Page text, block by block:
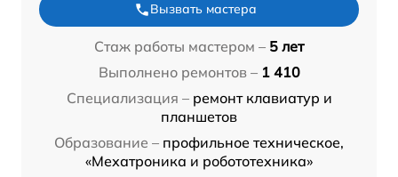
Вызвать мастера
Стаж работы мастером – 5 лет
Выполнено ремонтов – 1 410
Специализация – ремонт клавиатур и
планшетов
Образование – профильное техническое,
«Мехатроника и робототехника»